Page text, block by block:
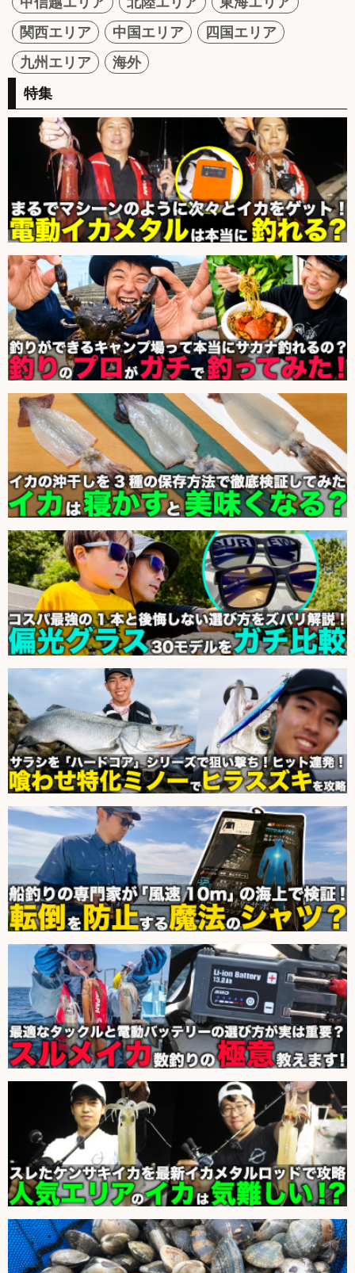
関西エリア
中国エリア
四国エリア
九州エリア
海外
特集